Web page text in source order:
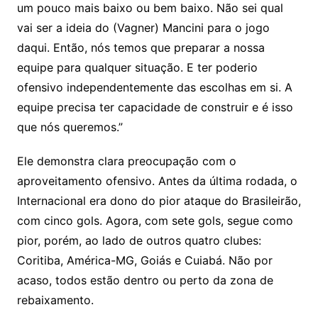
um pouco mais baixo ou bem baixo. Não sei qual
vai ser a ideia do (Vagner) Mancini para o jogo
daqui. Então, nós temos que preparar a nossa
equipe para qualquer situação. E ter poderio
ofensivo independentemente das escolhas em si. A
equipe precisa ter capacidade de construir e é isso
que nós queremos.”
Ele demonstra clara preocupação com o
aproveitamento ofensivo. Antes da última rodada, o
Internacional era dono do pior ataque do Brasileirão,
com cinco gols. Agora, com sete gols, segue como
pior, porém, ao lado de outros quatro clubes:
Coritiba, América-MG, Goiás e Cuiabá. Não por
acaso, todos estão dentro ou perto da zona de
rebaixamento.